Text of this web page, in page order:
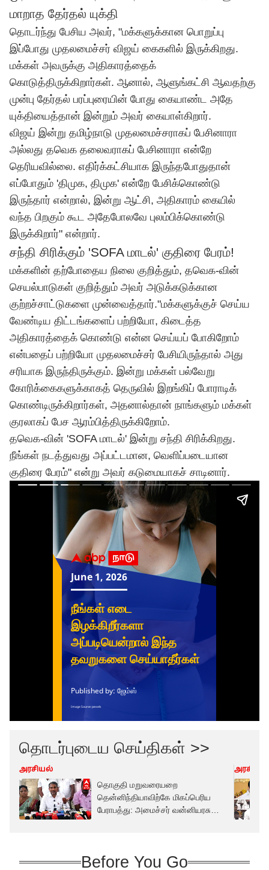
மாறாத தேர்தல் யுக்தி
தொடர்ந்து பேசிய அவர், "மக்களுக்கான பொறுப்பு
இப்போது முதலமைச்சர் விஜய் கைகளில் இருக்கிறது.
மக்கள் அவருக்கு அதிகாரத்தைக்
கொடுத்திருக்கிறார்கள். ஆனால், ஆளுங்கட்சி ஆவதற்கு
முன்பு தேர்தல் பரப்புரையின் போது கையாண்ட அதே
யுக்தியைத்தான் இன்றும் அவர் கையாள்கிறார்.
விஜய் இன்று தமிழ்நாடு முதலமைச்சராகப் பேசினாரா
அல்லது தவெக தலைவராகப் பேசினாரா என்றே
தெரியவில்லை. எதிர்க்கட்சியாக இருந்தபோதுதான்
எப்போதும் 'திமுக, திமுக' என்றே பேசிக்கொண்டு
இருந்தார் என்றால், இன்று ஆட்சி, அதிகாரம் கையில்
வந்த பிறகும் கூட அதேபோலவே புலம்பிக்கொண்டு
இருக்கிறார்" என்றார்.
சந்தி சிரிக்கும் 'SOFA மாடல்' குதிரை பேரம்!
மக்களின் தற்போதைய நிலை குறித்தும், தவெக-வின்
செயல்பாடுகள் குறித்தும் அவர் அடுக்கடுக்கான
குற்றச்சாட்டுகளை முன்வைத்தார்."மக்களுக்குச் செய்ய
வேண்டிய திட்டங்களைப் பற்றியோ, கிடைத்த
அதிகாரத்தைக் கொண்டு என்ன செய்யப் போகிறோம்
என்பதைப் பற்றியோ முதலமைச்சர் பேசியிருந்தால் அது
சரியாக இருந்திருக்கும். இன்று மக்கள் பல்வேறு
கோரிக்கைகளுக்காகத் தெருவில் இறங்கிப் போராடிக்
கொண்டிருக்கிறார்கள், அதனால்தான் நாங்களும் மக்கள்
குரலாகப் பேச ஆரம்பித்திருக்கிறோம்.
தவெக-வின் 'SOFA மாடல்' இன்று சந்தி சிரிக்கிறது.
நீங்கள் நடத்துவது அப்பட்டமான, வெளிப்படையான
குதிரை பேரம்" என்று அவர் கடுமையாகச் சாடினார்.
தொடர்புடைய செய்திகள் >>
அரசியல்
தொகுதி மறுவரையறை
தென்னிந்தியாவிற்கே மிகப்பெரிய
பேராபத்து: அமைச்சர் வன்னியரசு
அரசியல்
Before You Go